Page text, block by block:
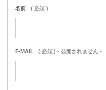
名前 ( 必須 )
E-MAIL ( 必須 ) - 公開されません -